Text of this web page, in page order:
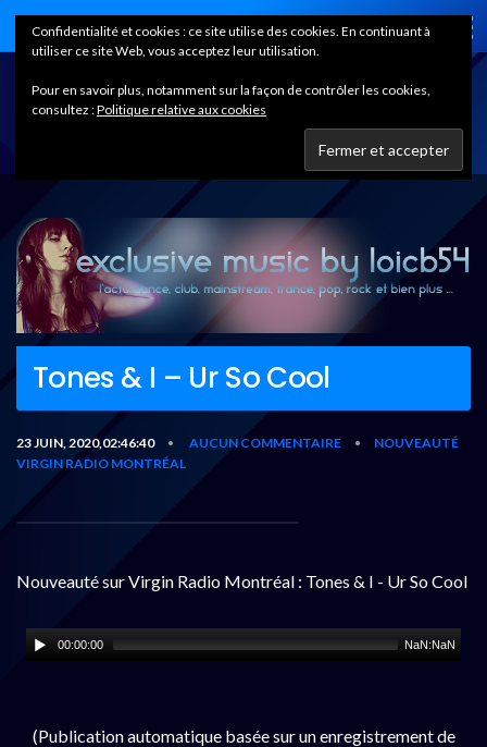
Home
Tones & I – Ur So Cool
23 JUIN, 2020,02:46:40 • AUCUN COMMENTAIRE •
NOUVEAUTÉ
VIRGIN RADIO MONTRÉAL
Nouveauté sur Virgin Radio Montréal : Tones & I - Ur So Cool
00:00:00 NaN:NaN
(Publication automatique basée sur un enregistrement de
Confidentialité et cookies : ce site utilise des cookies. En continuant à
utiliser ce site Web, vous acceptez leur utilisation.
Pour en savoir plus, notamment sur la façon de contrôler les cookies,
consultez :Politique relative aux cookies